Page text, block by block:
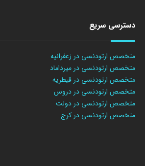
دسترسی سریع
متخصص ارتودنسی در زعفرانیه
متخصص ارتودنسی در میرداماد
متخصص ارتودنسی در قیطریه
متخصص ارتودنسی در دروس
متخصص ارتودنسی در دولت
متخصص ارتودنسی در کرج